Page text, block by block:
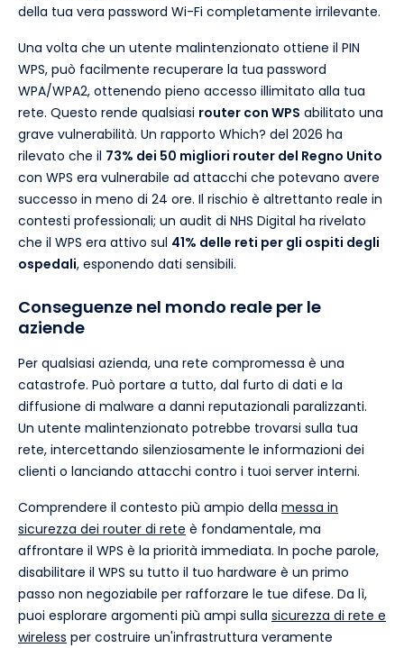
della tua vera password Wi-Fi completamente irrilevante.
Una volta che un utente malintenzionato ottiene il PIN
WPS, può facilmente recuperare la tua password
WPA/WPA2, ottenendo pieno accesso illimitato alla tua
rete. Questo rende qualsiasi router con WPS abilitato una
grave vulnerabilità. Un rapporto Which? del 2026 ha
rilevato che il 73% dei 50 migliori router del Regno Unito
con WPS era vulnerabile ad attacchi che potevano avere
successo in meno di 24 ore. Il rischio è altrettanto reale in
contesti professionali; un audit di NHS Digital ha rivelato
che il WPS era attivo sul 41% delle reti per gli ospiti degli
ospedali, esponendo dati sensibili.
Conseguenze nel mondo reale per le
aziende
Per qualsiasi azienda, una rete compromessa è una
catastrofe. Può portare a tutto, dal furto di dati e la
diffusione di malware a danni reputazionali paralizzanti.
Un utente malintenzionato potrebbe trovarsi sulla tua
rete, intercettando silenziosamente le informazioni dei
clienti o lanciando attacchi contro i tuoi server interni.
Comprendere il contesto più ampio della messa in
sicurezza dei router di rete è fondamentale, ma
affrontare il WPS è la priorità immediata. In poche parole,
disabilitare il WPS su tutto il tuo hardware è un primo
passo non negoziabile per rafforzare le tue difese. Da lì,
puoi esplorare argomenti più ampi sulla sicurezza di rete e
wireless per costruire un'infrastruttura veramente